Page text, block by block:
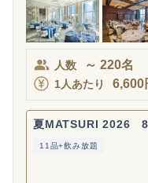
人数 ～ 220名
1人あたり 6,600
夏MATSURI 2026
11品+飲み放題